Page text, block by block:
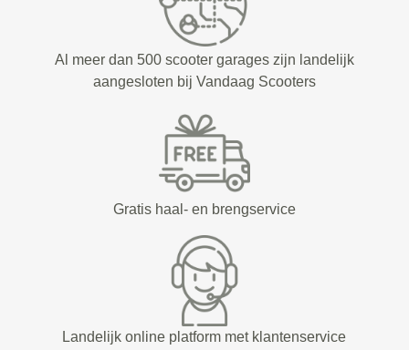
Al meer dan 500 scooter garages zijn landelijk
aangesloten bij Vandaag Scooters
Gratis haal- en brengservice
Landelijk online platform met klantenservice